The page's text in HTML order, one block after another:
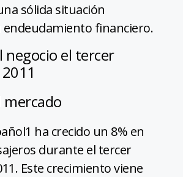
sólida situación
endeudamiento financiero.
negocio el tercer
mercado
ha crecido un 8% en
durante el tercer
Este crecimiento viene